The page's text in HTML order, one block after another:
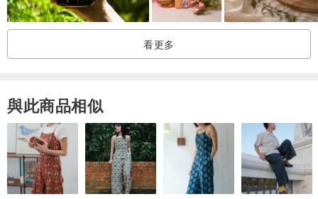
添加優格酵素，提生受損髮修護效果
後-勞丹脂、冷杉、木香
【如何挑選洗髮精】
頭皮>髮質>香氣
看更多
與此商品相似